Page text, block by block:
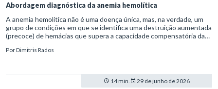
Abordagem diagnóstica da anemia hemolítica
A anemia hemolítica não é uma doença única, mas, na verdade, um
grupo de condições em que se identifica uma destruição aumentada
(precoce) de hemácias que supera a capacidade compensatória da
PorDimitris Rados
14 min. 29 de junho de 2026